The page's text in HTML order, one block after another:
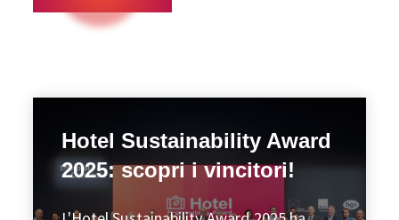
Hotel Sustainability Award
2025: scopri i vincitori!